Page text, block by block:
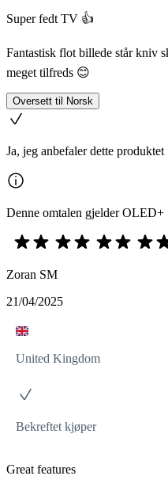
Super fedt TV 👍
Fantastisk flot billede står kniv
meget tilfreds 😊
Oversett til Norsk
Ja, jeg anbefaler dette produktet
Denne omtalen gjelder
Zoran SM
21/04/2025
United Kingdom
Bekreftet kjøper
Great features